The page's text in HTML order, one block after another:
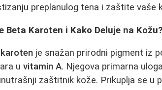
preplanulog tena i zaštite vaše
Beta Karoten i Kako Deluje na Kožu?
je snažan prirodni pigment iz
uvitamin A. Njegova primarna
zaštitnik kože. Prikuplja se u